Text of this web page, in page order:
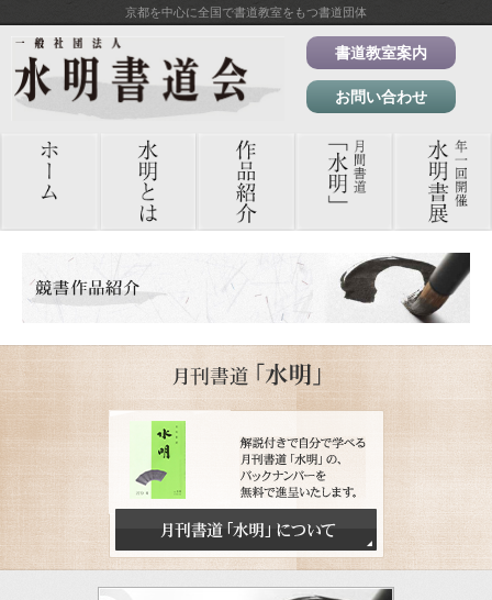
京都を中心に全国で書道教室をもつ書道団体
書道教室案内
お問い合わせ